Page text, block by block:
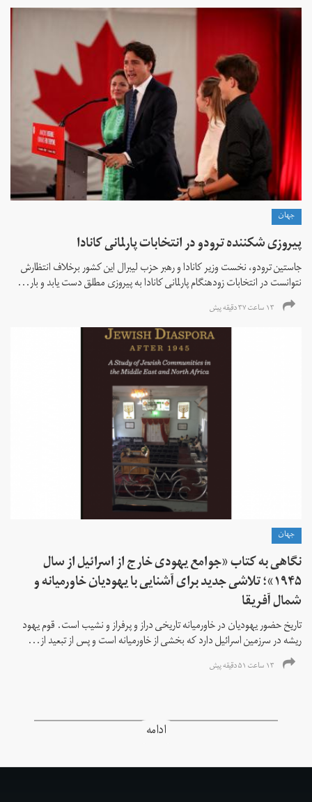
جهان
پیروزی شکننده ترودو در انتخابات پارلمانی کانادا
جاستین ترودو، نخست وزیر کانادا و رهبر حزب لیبرال این کشور برخلاف انتظارش
نتوانست در انتخابات زود‌هنگام پارلمانی کانادا به پیروزی مطلق دست یابد و بار...
۱۳ ساعت ۳۷ دقیقه پیش
جهان
نگاهی به کتاب «جوامع یهودی خارج از اسرائیل از سال
۱۹۴۵»؛ تلاشی جدید برای آشنایی با یهودیان خاورمیانه و
شمال آفریقا
تاریخ حضور یهودیان در خاورمیانه تاریخی دراز و پرفراز و نشیب است. قوم یهود
ریشه در سرزمین اسرائیل دارد که بخشی از خاورمیانه است و پس از تبعید از...
۱۳ ساعت ۵۱ دقیقه پیش
ادامه